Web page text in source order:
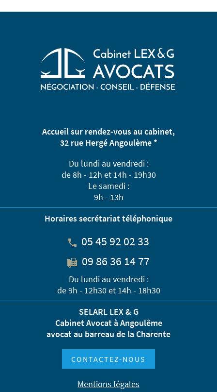
Accueil sur rendez-vous au cabinet,
32 rue Hergé Angoulème *
Du lundi au vendredi :
de 8h - 12h et 14h - 19h30
Le samedi :
9h - 13h
Horaires secrétariat téléphonique
05 45 92 02 33
09 86 36 14 77
Du lundi au vendredi :
de 9h - 12h30 et 14h - 18h30
SELARL LEX & G
Cabinet Avocat à Angoulême
avocat au barreau de la Charente
CONTACTEZ-NOUS
Mentions légales